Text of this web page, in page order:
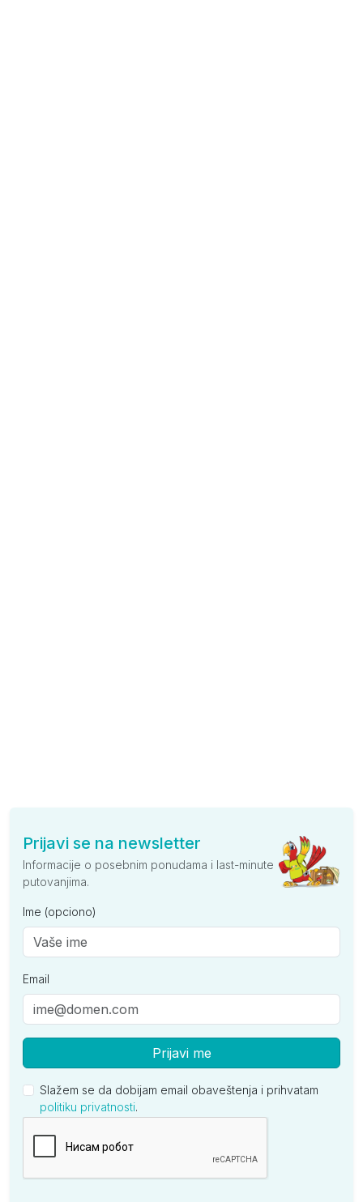
Prijavi se na newsletter
Informacije o posebnim ponudama i last-minute
putovanjima.
Ime (opciono)
Email
Prijavi me
Slažem se da dobijam email obaveštenja i prihvatam
politiku privatnosti.